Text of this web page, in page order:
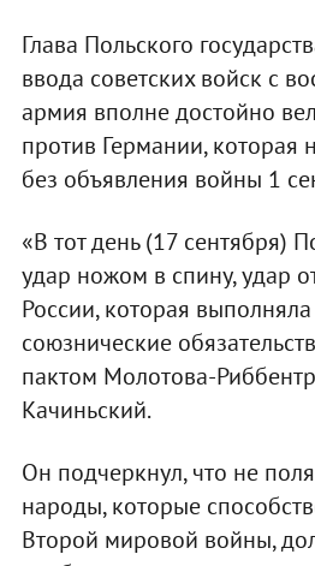
Глава Польского
ввода советских войск с
армия вполне достойно
против Германии, которая
без объявления войны 1
«В тот день (17 сентября)
удар ножом в спину, удар
России, которая
союзнические
пактом Молотова-
Качиньский.
Он подчеркнул, что не
народы, которые
Второй мировой войны,